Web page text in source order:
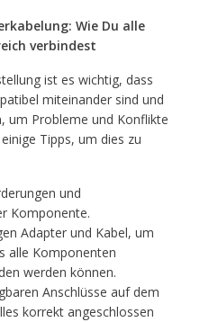
Wie Du alle
verbindest
ist es wichtig, dass
miteinander sind und
um Probleme und Konflikte
Tipps, um dies zu
und
Komponente.
Adapter und Kabel, um
alle Komponenten
werden können.
Anschlüsse auf dem
korrekt angeschlossen